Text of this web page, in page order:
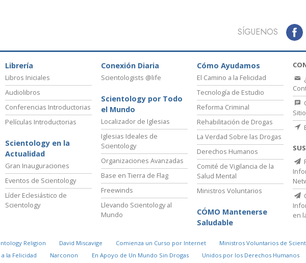
SÍGUENOS
Librería
Libros Iniciales
Audiolibros
Conferencias Introductorias
Películas Introductorias
Scientology en la
Actualidad
Gran Inauguraciones
Eventos de Scientology
Líder Eclesiástico de
Scientology
Conexión Diaria
Scientologists @life
Scientology por Todo
el Mundo
Localizador de Iglesias
Iglesias Ideales de
Scientology
Organizaciones Avanzadas
Base en Tierra de Flag
Freewinds
Llevando Scientology al
Mundo
Cómo Ayudamos
El Camino a la Felicidad
Tecnología de Estudio
Reforma Criminal
Rehabilitación de Drogas
La Verdad Sobre las Drogas
Derechos Humanos
Comité de Vigilancia de la
Salud Mental
Ministros Voluntarios
CÓMO Mantenerse
Saludable
en
Religion David Miscavige Comienza un Curso por Internet
Ministros Voluntarios de
la Felicidad Narconon En Apoyo de Un Mundo Sin Drogas Unidos por los Derechos Humanos